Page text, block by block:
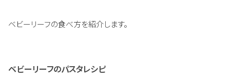
ベビーリーフの食べ方を紹介します。
ベビーリーフのパスタレシピ